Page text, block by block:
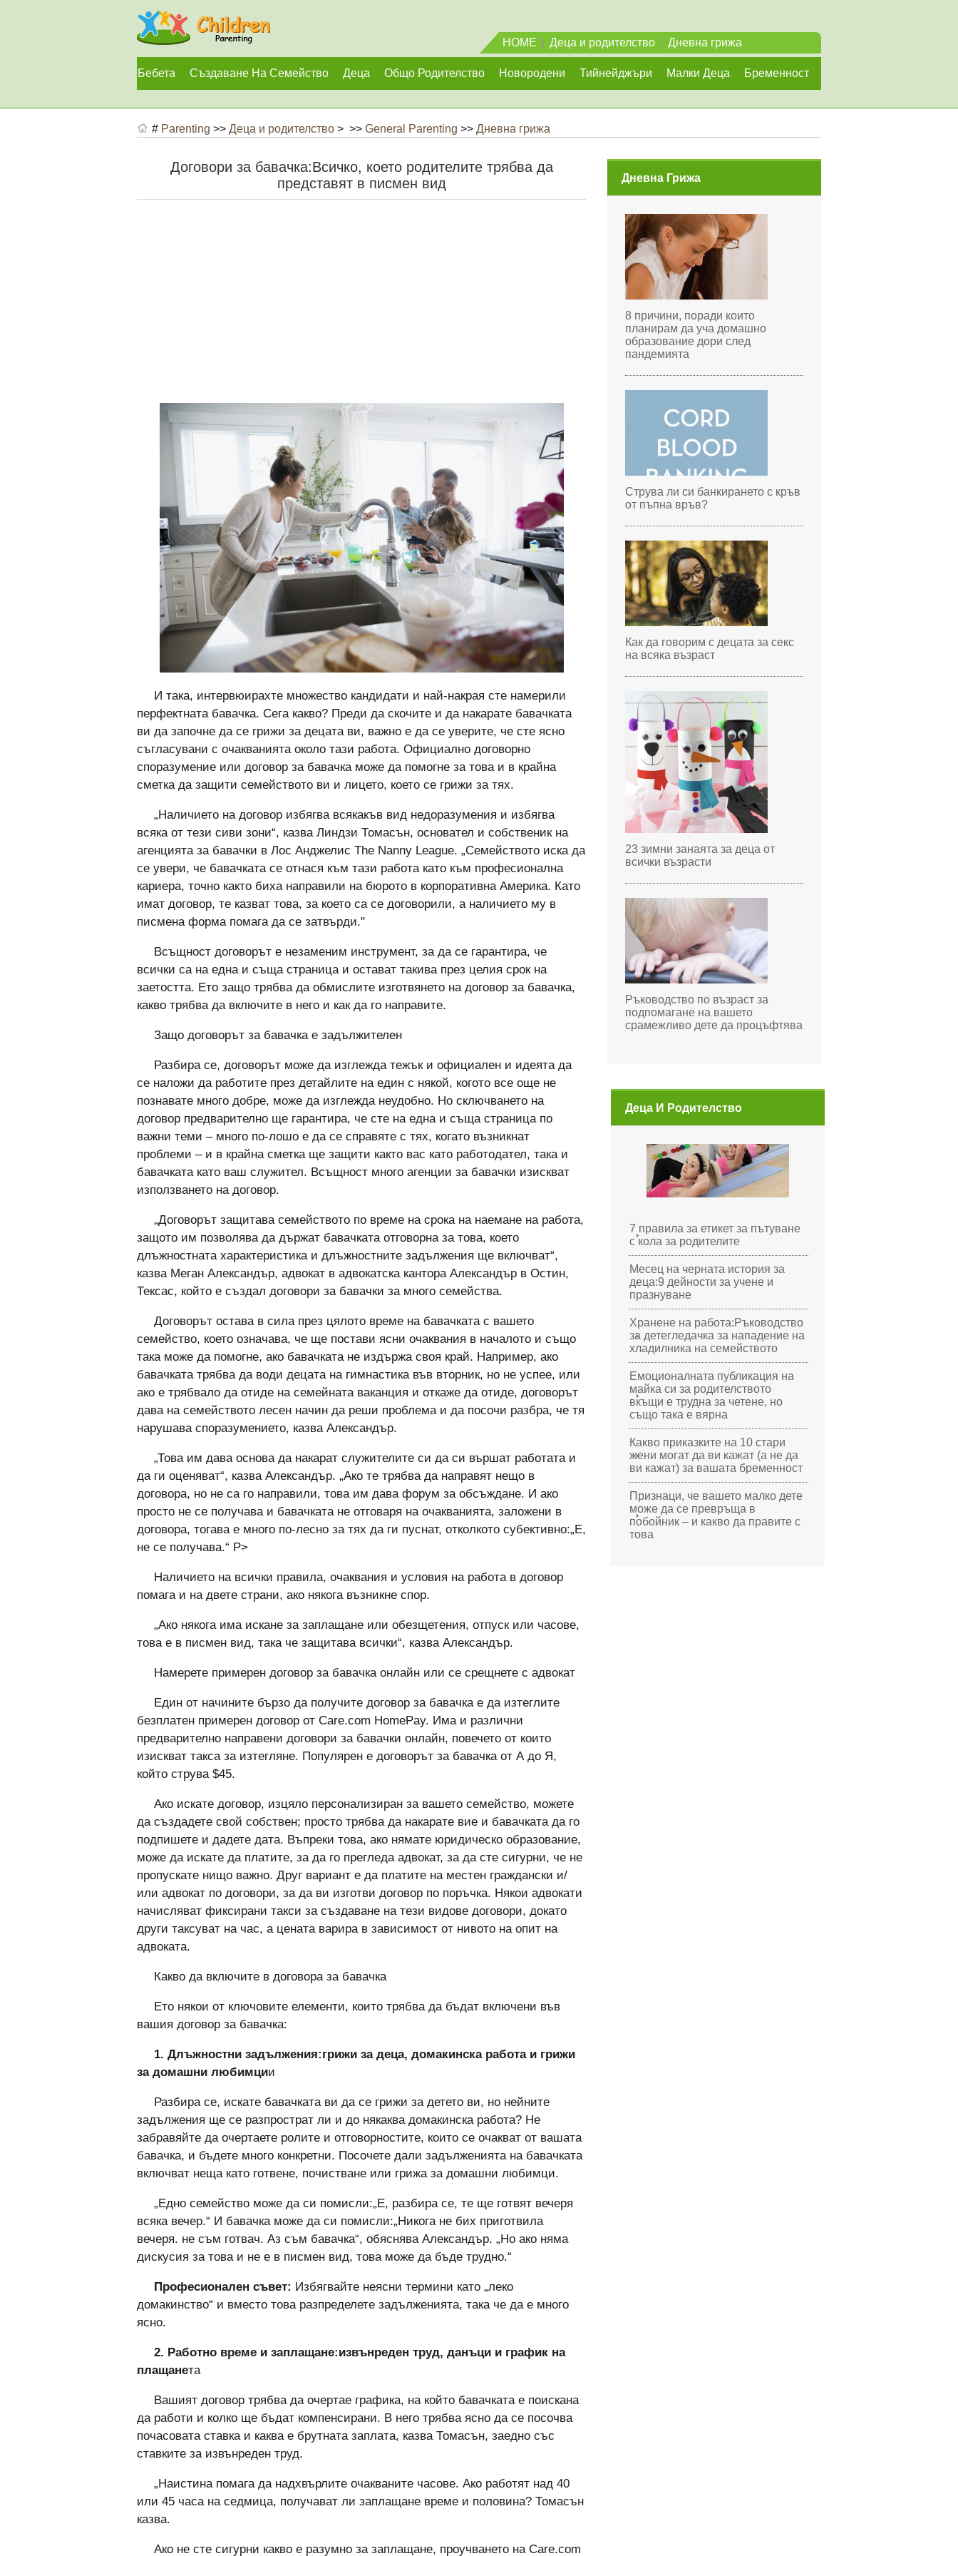
HOME Деца и родителство Дневна грижа
Бебета Създаване На Семейство Деца Общо Родителство Новородени Тийнейджъри Малки Деца Бременност
# Parenting >> Деца и родителство > >> General Parenting >> Дневна грижа
Договори за бавачка:Всичко, което родителите трябва да
представят в писмен вид
И така, интервюирахте множество кандидати и най-накрая сте намерили
перфектната бавачка. Сега какво? Преди да скочите и да накарате бавачката
ви да започне да се грижи за децата ви, важно е да се уверите, че сте ясно
съгласувани с очакванията около тази работа. Официално договорно
споразумение или договор за бавачка може да помогне за това и в крайна
сметка да защити семейството ви и лицето, което се грижи за тях.
„Наличието на договор избягва всякакъв вид недоразумения и избягва
всяка от тези сиви зони“, казва Линдзи Томасън, основател и собственик на
агенцията за бавачки в Лос Анджелис The Nanny League. „Семейството иска да
се увери, че бавачката се отнася към тази работа като към професионална
кариера, точно както биха направили на бюрото в корпоративна Америка. Като
имат договор, те казват това, за което са се договорили, а наличието му в
писмена форма помага да се затвърди."
Всъщност договорът е незаменим инструмент, за да се гарантира, че
всички са на една и съща страница и остават такива през целия срок на
заетостта. Ето защо трябва да обмислите изготвянето на договор за бавачка,
какво трябва да включите в него и как да го направите.
Защо договорът за бавачка е задължителен
Разбира се, договорът може да изглежда тежък и официален и идеята да
се наложи да работите през детайлите на един с някой, когото все още не
познавате много добре, може да изглежда неудобно. Но сключването на
договор предварително ще гарантира, че сте на една и съща страница по
важни теми – много по-лошо е да се справяте с тях, когато възникнат
проблеми – и в крайна сметка ще защити както вас като работодател, така и
бавачката като ваш служител. Всъщност много агенции за бавачки изискват
използването на договор.
„Договорът защитава семейството по време на срока на наемане на работа,
защото им позволява да държат бавачката отговорна за това, което
длъжностната характеристика и длъжностните задължения ще включват“,
казва Меган Александър, адвокат в адвокатска кантора Александър в Остин,
Тексас, който е създал договори за бавачки за много семейства.
Договорът остава в сила през цялото време на бавачката с вашето
семейство, което означава, че ще постави ясни очаквания в началото и също
така може да помогне, ако бавачката не издържа своя край. Например, ако
бавачката трябва да води децата на гимнастика във вторник, но не успее, или
ако е трябвало да отиде на семейната ваканция и откаже да отиде, договорът
дава на семейството лесен начин да реши проблема и да посочи разбра, че тя
нарушава споразумението, казва Александър.
„Това им дава основа да накарат служителите си да си вършат работата и
да ги оценяват“, казва Александър. „Ако те трябва да направят нещо в
договора, но не са го направили, това им дава форум за обсъждане. И ако
просто не се получава и бавачката не отговаря на очакванията, заложени в
договора, тогава е много по-лесно за тях да ги пуснат, отколкото субективно:„Е,
не се получава.“ P>
Наличието на всички правила, очаквания и условия на работа в договор
помага и на двете страни, ако някога възникне спор.
„Ако някога има искане за заплащане или обезщетения, отпуск или часове,
това е в писмен вид, така че защитава всички“, казва Александър.
Намерете примерен договор за бавачка онлайн или се срещнете с адвокат
Един от начините бързо да получите договор за бавачка е да изтеглите
безплатен примерен договор от Care.com HomePay. Има и различни
предварително направени договори за бавачки онлайн, повечето от които
изискват такса за изтегляне. Популярен е договорът за бавачка от А до Я,
който струва $45.
Ако искате договор, изцяло персонализиран за вашето семейство, можете
да създадете свой собствен; просто трябва да накарате вие ​​и бавачката да го
подпишете и дадете дата. Въпреки това, ако нямате юридическо образование,
може да искате да платите, за да го прегледа адвокат, за да сте сигурни, че не
пропускате нищо важно. Друг вариант е да платите на местен граждански и/
или адвокат по договори, за да ви изготви договор по поръчка. Някои адвокати
начисляват фиксирани такси за създаване на тези видове договори, докато
други таксуват на час, а цената варира в зависимост от нивото на опит на
адвоката.
Какво да включите в договора за бавачка
Ето някои от ключовите елементи, които трябва да бъдат включени във
вашия договор за бавачка:
1. Длъжностни задължения:грижи за деца, домакинска работа и грижи
за домашни любимции
Разбира се, искате бавачката ви да се грижи за детето ви, но нейните
задължения ще се разпрострат ли и до някаква домакинска работа? Не
забравяйте да очертаете ролите и отговорностите, които се очакват от вашата
бавачка, и бъдете много конкретни. Посочете дали задълженията на бавачката
включват неща като готвене, почистване или грижа за домашни любимци.
„Едно семейство може да си помисли:„Е, разбира се, те ще готвят вечеря
всяка вечер.“ И бавачка може да си помисли:„Никога не бих приготвила
вечеря. не съм готвач. Аз съм бавачка“, обяснява Александър. „Но ако няма
дискусия за това и не е в писмен вид, това може да бъде трудно.“
Професионален съвет: Избягвайте неясни термини като „леко
домакинство“ и вместо това разпределете задълженията, така че да е много
ясно.
2. Работно време и заплащане:извънреден труд, данъци и график на
плащанета
Вашият договор трябва да очертае графика, на който бавачката е поискана
да работи и колко ще бъдат компенсирани. В него трябва ясно да се посочва
почасовата ставка и каква е брутната заплата, казва Томасън, заедно със
ставките за извънреден труд.
„Наистина помага да надхвърлите очакваните часове. Ако работят над 40
или 45 часа на седмица, получават ли заплащане време и половина? Томасън
казва.
Ако не сте сигурни какво е разумно за заплащане, проучването на Care.com
Дневна Грижа
8 причини, поради които
планирам да уча домашно
образование дори след
пандемията
Струва ли си банкирането с кръв
от пъпна връв?
Как да говорим с децата за секс
на всяка възраст
23 зимни занаята за деца от
всички възрасти
Ръководство по възраст за
подпомагане на вашето
срамежливо дете да процъфтява
Деца И Родителство
7 правила за етикет за пътуване
с кола за родителите
Месец на черната история за
деца:9 дейности за учене и
празнуване
Хранене на работа:Ръководство
за детегледачка за нападение на
хладилника на семейството
Емоционалната публикация на
майка си за родителството
вкъщи е трудна за четене, но
също така е вярна
Какво приказките на 10 стари
жени могат да ви кажат (а не да
ви кажат) за вашата бременност
Признаци, че вашето малко дете
може да се превръща в
побойник – и какво да правите с
това